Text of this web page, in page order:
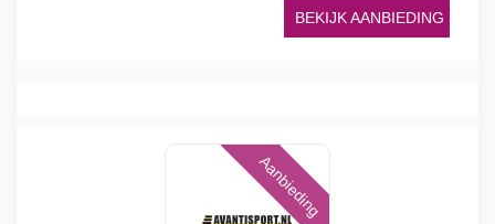
BEKIJK AANBIEDING
Aanbieding